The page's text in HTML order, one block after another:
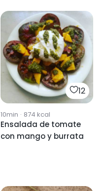
12
10min · 874 kcal
Ensalada de tomate
con mango y burrata